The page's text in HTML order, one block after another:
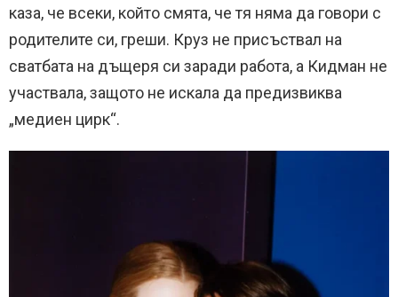
каза, че всеки, който смята, че тя няма да говори с
родителите си, греши. Круз не присъствал на
сватбата на дъщеря си заради работа, а Кидман не
участвала, защото не искала да предизвиква
„медиен цирк“.